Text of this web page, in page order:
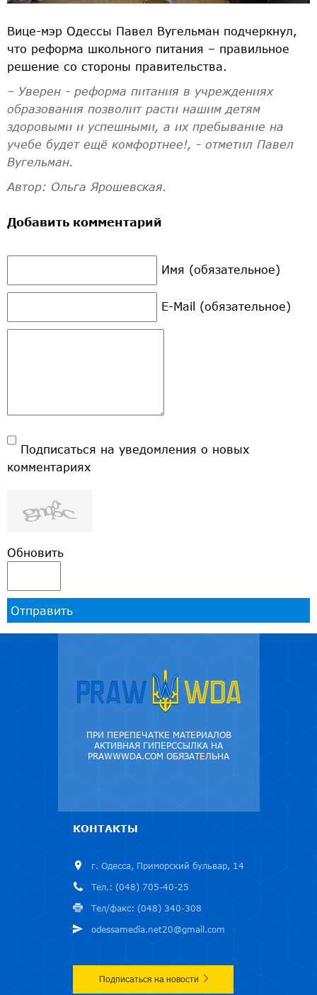
Вице-мэр Одессы Павел Вугельман подчеркнул,
что реформа школьного питания – правильное
решение со стороны правительства.
– Уверен - реформа питания в учреждениях
образования позволит расти нашим детям
здоровыми и успешными, а их пребывание на
учебе будет ещё комфортнее!, - отметил Павел
Вугельман.
Автор: Ольга Ярошевская.
Добавить комментарий
Имя (обязательное)
E-Mail (обязательное)
Подписаться на уведомления о новых
комментариях
Обновить
Отправить
ПРИ ПЕРЕПЕЧАТКЕ МАТЕРИАЛОВ
АКТИВНАЯ ГИПЕРССЫЛКА НА
PRAWWWDA.COM ОБЯЗАТЕЛЬНА
КОНТАКТЫ
г. Одесса, Приморский бульвар, 14
Тел.: (048) 705-40-25
Тел/факс: (048) 340-308
odessamedia.net20@gmail.com
Подписаться на новости